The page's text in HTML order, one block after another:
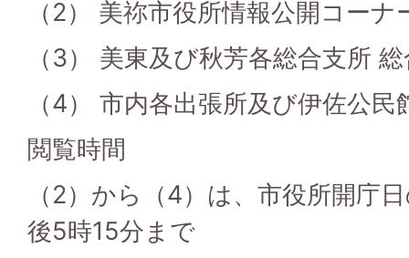
（2） 美祢市役所情報公開コーナ
（3） 美東及び秋芳各総合支所
（4） 市内各出張所及び伊佐公民
閲覧時間
（2）から（4）は、市役所開庁
後5時15分まで